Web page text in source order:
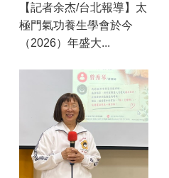
【記者余杰/台北報導】太
極門氣功養生學會於今
（2026）年盛大...